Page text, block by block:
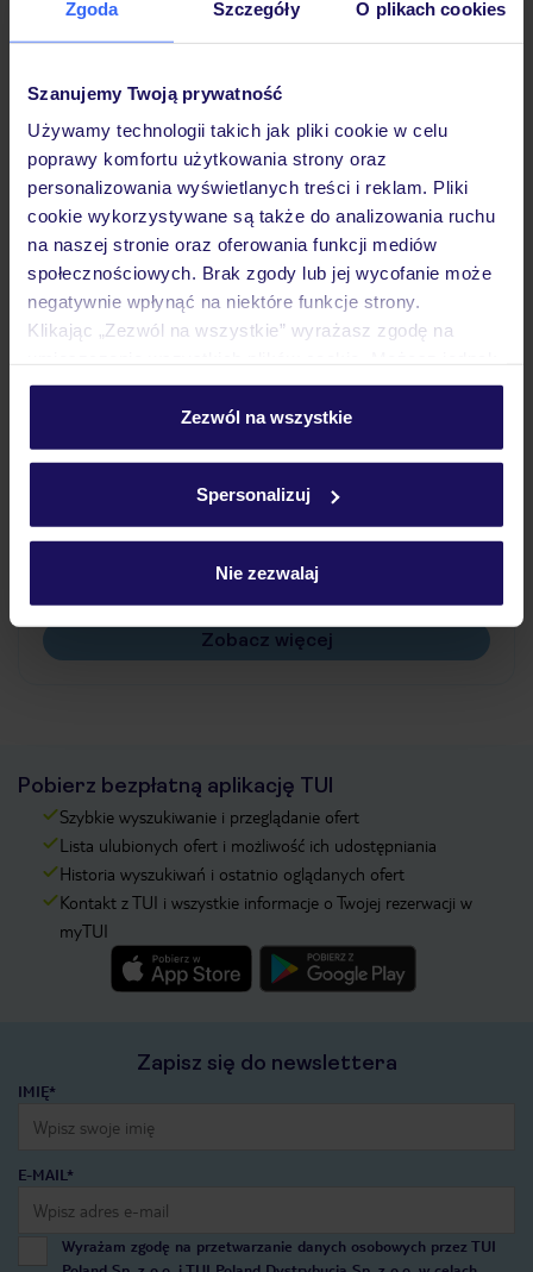
Zgoda Szczegóły O plikach cookies
Szanujemy Twoją prywatność
Używamy technologii takich jak pliki cookie w celu
poprawy komfortu użytkowania strony oraz
personalizowania wyświetlanych treści i reklam. Pliki
cookie wykorzystywane są także do analizowania ruchu
na naszej stronie oraz oferowania funkcji mediów
społecznościowych. Brak zgody lub jej wycofanie może
negatywnie wpłynąć na niektóre funkcje strony.
Klikając „Zezwól na wszystkie” wyrażasz zgodę na
personalizować swój wybór wchodząc w zakładkę
Szczegółowe informacje o plikach cookie znajdziesz
Zezwól na wszystkie
Spersonalizuj
Nie zezwalaj
Hotel
Pokoje
Wyżywienie
Atrakcje
Czy w Hotelu będzie przedstawiciel TUI?
Na jakiej podstawie i gdzie otrzymam karty
Zobacz więcej
Pobierz bezpłatną aplikację TUI
Szybkie wyszukiwanie i przeglądanie ofert
Lista ulubionych ofert i możliwość ich udostępniania
Historia wyszukiwań i ostatnio oglądanych ofert
Kontakt z TUI i wszystkie informacje o Twojej rezerwacji w
myTUI
Zapisz się do newslettera
IMIĘ*
E-MAIL*
Wyrażam zgodę na przetwarzanie danych osobowych przez TUI